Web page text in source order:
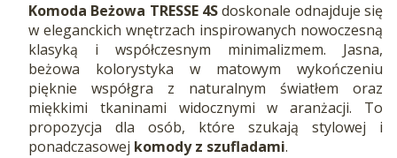
Komoda Beżowa TRESSE 4Sdoskonale odnajduje się
w eleganckich wnętrzach inspirowanych nowoczesną
klasyką i współczesnym minimalizmem. Jasna,
beżowa kolorystyka w matowym wykończeniu
pięknie współgra z naturalnym światłem oraz
miękkimi tkaninami widocznymi w aranżacji. To
propozycja dla osób, które szukają stylowej i
ponadczasowej komody z szufladami.